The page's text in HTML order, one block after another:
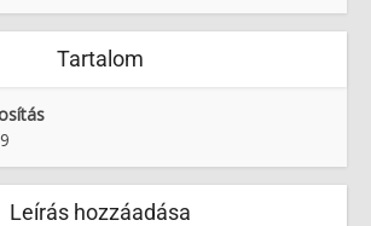
Tartalom
Leírás hozzáadása